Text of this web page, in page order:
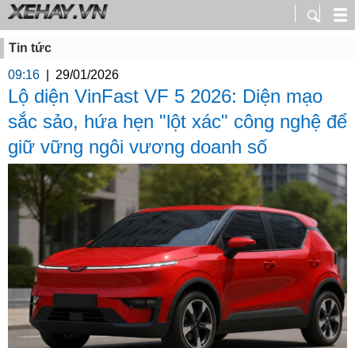
Tin tức
09:16
29/01/2026
Lộ diện VinFast VF 5 2026: Diện mạo
sắc sảo, hứa hẹn "lột xác" công nghệ để
giữ vững ngôi vương doanh số